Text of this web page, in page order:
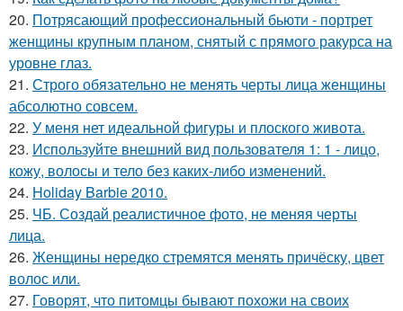
20. Потрясающий профессиональный бьюти - портрет
женщины крупным планом, снятый с прямого ракурса на
уровне глаз.
21. Строго обязательно не менять черты лица женщины
абсолютно совсем.
22. У меня нет идеальной фигуры и плоского живота.
23. Используйте внешний вид пользователя 1: 1 - лицо,
кожу, волосы и тело без каких-либо изменений.
24. Holiday Barbie 2010.
25. ЧБ. Создай реалистичное фото, не меняя черты
лица.
26. Женщины нередко стремятся менять причёску, цвет
волос или.
27. Говорят, что питомцы бывают похожи на своих